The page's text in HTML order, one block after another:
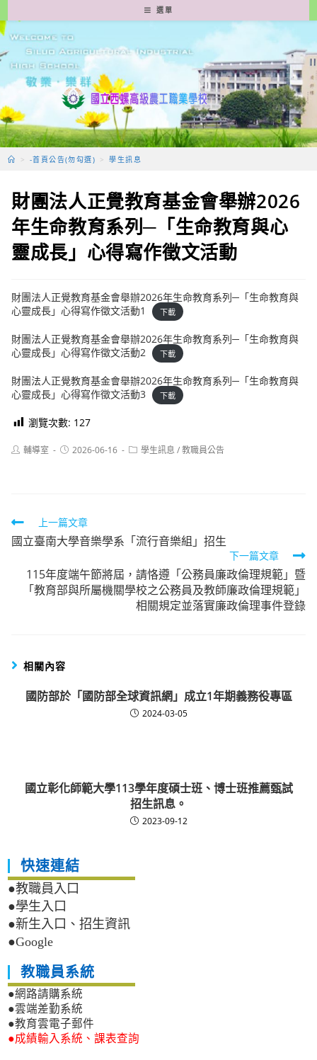
轉
至
要
容
選單
> -首頁公告(勿勾選) > 學生訊息
財團法人正覺教育基金會舉辦2026
年生命教育系列─「生命教育與心
靈成長」心得寫作徵文活動
財團法人正覺教育基金會舉辦2026年生命教育系列─「生命教育與
心靈成長」心得寫作徵文活動1
下載
財團法人正覺教育基金會舉辦2026年生命教育系列─「生命教育與
心靈成長」心得寫作徵文活動2
下載
財團法人正覺教育基金會舉辦2026年生命教育系列─「生命教育與
心靈成長」心得寫作徵文活動3
下載
瀏覽次數: 127
Post輔導室
Post2026-06-16
Post學生訊息 /教職員公告
Read
more
articles
上一篇文章
國立臺南大學音樂學系「流行音樂組」招生
下一篇文章
115年度端午節將屆，請恪遵「公務員廉政倫理規範」暨
「教育部與所屬機關學校之公務員及教師廉政倫理規範」
相關規定並落實廉政倫理事件登錄
相關內容
國防部於「國防部全球資訊網」成立1年期義務役專區
2024-03-05
國立彰化師範大學113學年度碩士班、博士班推薦甄試
招生訊息。
2023-09-12
快速連結
●教職員入口
●學生入口
●新生入口、招生資訊
●Google
教職員系統
●網路請購系統
●雲端差勤系統
●教育雲電子郵件
●成績輸入系統、課表查詢